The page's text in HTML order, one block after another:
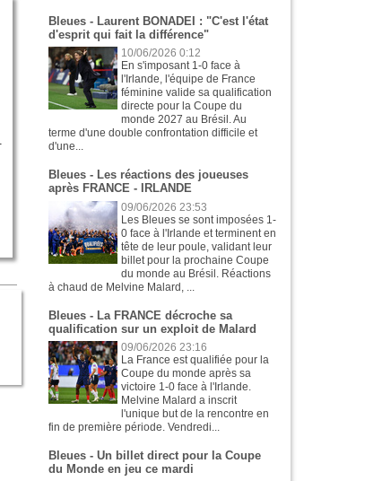
Bleues - Laurent BONADEI : "C'est l'état
d'esprit qui fait la différence"
10/06/2026 0:12
En s'imposant 1-0 face à
l'Irlande, l'équipe de France
féminine valide sa qualification
directe pour la Coupe du
monde 2027 au Brésil. Au
terme d'une double confrontation difficile et
d'une...
Bleues - Les réactions des joueuses
après FRANCE - IRLANDE
09/06/2026 23:53
Les Bleues se sont imposées 1-
0 face à l'Irlande et terminent en
tête de leur poule, validant leur
billet pour la prochaine Coupe
du monde au Brésil. Réactions
à chaud de Melvine Malard, ...
Bleues - La FRANCE décroche sa
qualification sur un exploit de Malard
09/06/2026 23:16
La France est qualifiée pour la
Coupe du monde après sa
victoire 1-0 face à l'Irlande.
Melvine Malard a inscrit
l'unique but de la rencontre en
fin de première période. Vendredi...
Bleues - Un billet direct pour la Coupe
du Monde en jeu ce mardi